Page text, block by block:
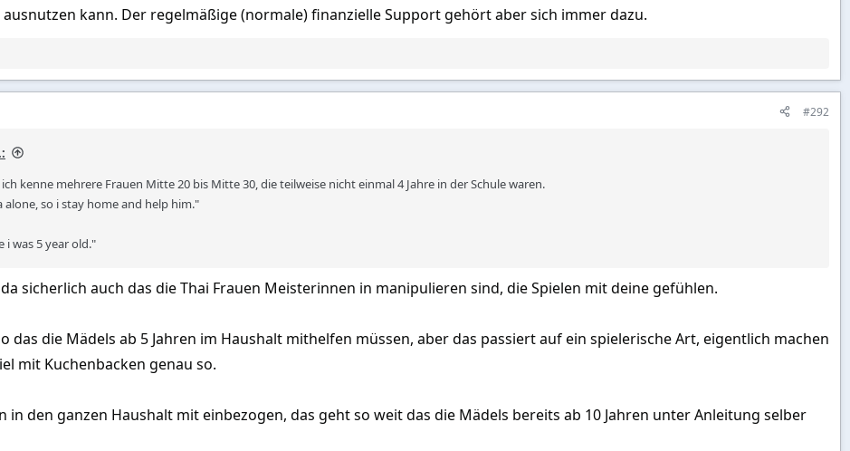
kann. Der regelmäßige (normale) finanzielle Support gehört aber sich immer dazu.
#292
kenne mehrere Frauen Mitte 20 bis Mitte 30, die teilweise nicht einmal 4 Jahre in der Schule waren.
alone, so i stay home and help him."
i was 5 year old."
sicherlich auch das die Thai Frauen Meisterinnen in manipulieren sind, die Spielen mit deine gefühlen.
das die Mädels ab 5 Jahren im Haushalt mithelfen müssen, aber das passiert auf ein spielerische Art, eigentlich machen
mit Kuchenbacken genau so.
in den ganzen Haushalt mit einbezogen, das geht so weit das die Mädels bereits ab 10 Jahren unter Anleitung selber